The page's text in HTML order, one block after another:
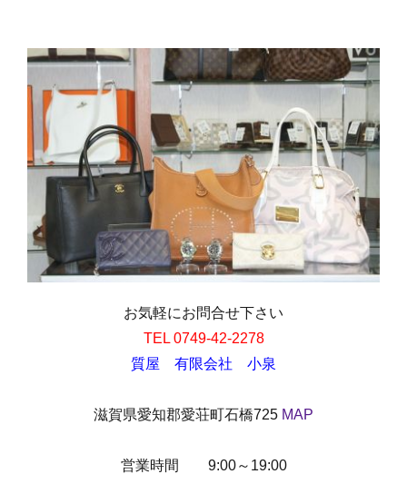
お気軽にお問合せ下さい
TEL 0749-42-2278
質屋 有限会社 小泉
滋賀県愛知郡愛荘町石橋725 MAP
営業時間 9:00～19:00